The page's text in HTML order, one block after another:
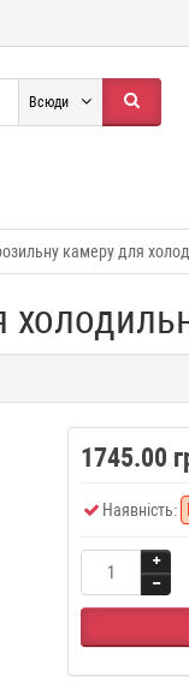
Всюди
камеру для
1745.00
Наявність: